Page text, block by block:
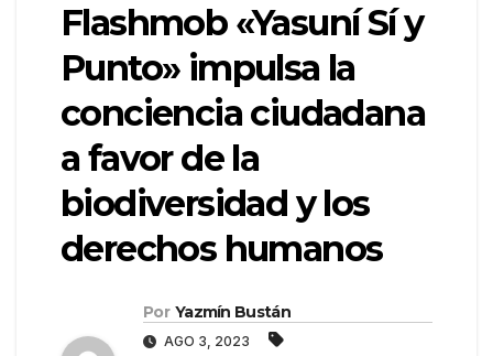
Flashmob «Yasuní Sí y
Punto» impulsa la
conciencia ciudadana
a favor de la
biodiversidad y los
derechos humanos
Por Yazmín Bustán
AGO 3, 2023